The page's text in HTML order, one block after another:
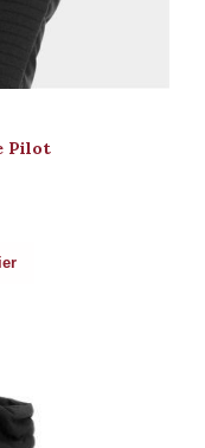
Pilot